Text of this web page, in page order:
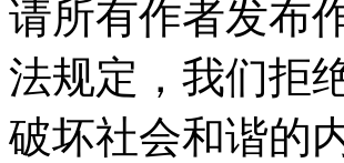
请所有作者发布
法规定，我们拒
破坏社会和谐的